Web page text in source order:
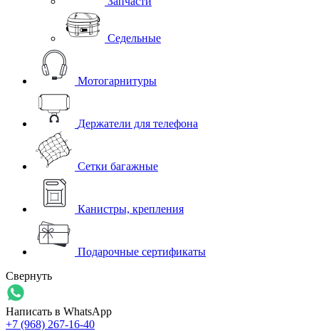
Седельные
Мотогарнитуры
Держатели для телефона
Сетки багажные
Канистры, крепления
Подарочные сертификаты
Свернуть
Написать в WhatsApp
+7 (968) 267-16-40